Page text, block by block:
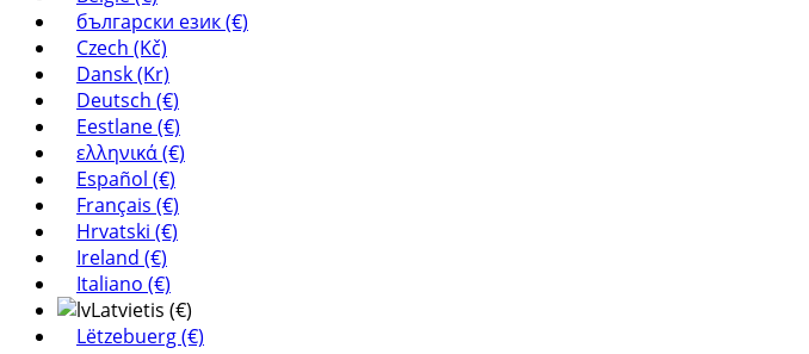
български език (€)
Czech (Kč)
Dansk (Kr)
Deutsch (€)
Eestlane (€)
ελληνικά (€)
Español (€)
Français (€)
Hrvatski (€)
Ireland (€)
Italiano (€)
Latvietis (€)
Lëtzebuerg (€)